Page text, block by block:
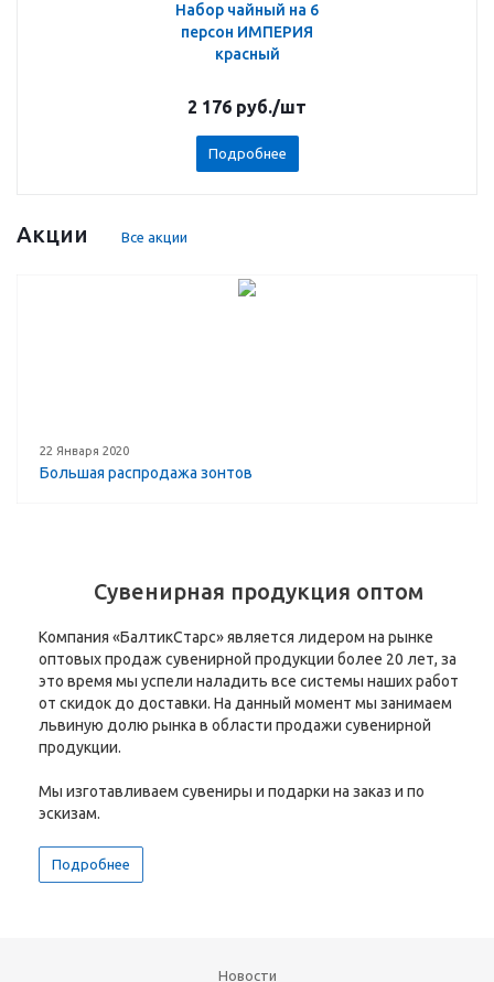
Набор чайный на 6
персон ИМПЕРИЯ
красный
2 176 руб./шт
Подробнее
Акции Все акции
22 Января 2020
Большая распродажа зонтов
Сувенирная продукция оптом
Компания «БалтикСтарс» является лидером на рынке
оптовых продаж сувенирной продукции более 20 лет, за
это время мы успели наладить все системы наших работ
от скидок до доставки. На данный момент мы занимаем
львиную долю рынка в области продажи сувенирной
продукции.
Мы изготавливаем сувениры и подарки на заказ и по
эскизам.
Подробнее
Новости